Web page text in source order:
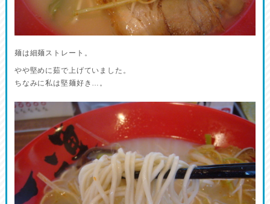
麺は細麺ストレート。
やや堅めに茹で上げていました。
ちなみに私は堅麺好き…。